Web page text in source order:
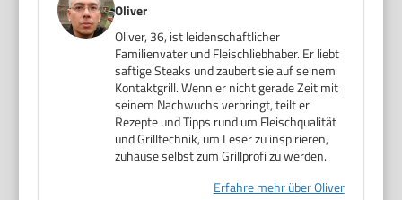
Oliver
Oliver, 36, ist leidenschaftlicher
Familienvater und Fleischliebhaber. Er liebt
saftige Steaks und zaubert sie auf seinem
Kontaktgrill. Wenn er nicht gerade Zeit mit
seinem Nachwuchs verbringt, teilt er
Rezepte und Tipps rund um Fleischqualität
und Grilltechnik, um Leser zu inspirieren,
zuhause selbst zum Grillprofi zu werden.
Erfahre mehr über Oliver